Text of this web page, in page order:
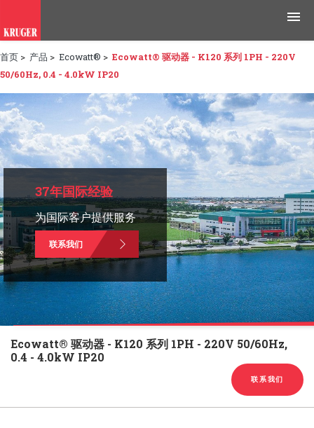
产品
应用领域
工具与资源
新闻媒体
为什么选择科禄格
招聘
联系我们
English | Chinese
首页 > 产品 > Ecowatt® > Ecowatt® 驱动器 - K120 系列 1PH - 220V
50/60Hz, 0.4 - 4.0kW IP20
37年国际经验
为国际客户提供服务
联系我们
Ecowatt® 驱动器 - K120 系列 1PH - 220V 50/60Hz,
0.4 - 4.0kW IP20
联系我们